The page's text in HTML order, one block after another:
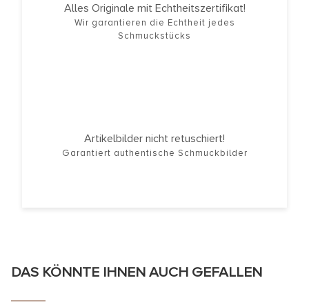
Alles Originale mit Echtheitszertifikat!
Wir garantieren die Echtheit jedes
Schmuckstücks
Artikelbilder nicht retuschiert!
Garantiert authentische Schmuckbilder
DAS KÖNNTE IHNEN AUCH GEFALLEN